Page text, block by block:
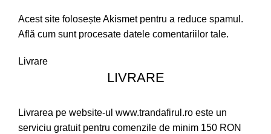
Acest site folosește Akismet pentru a reduce spamul.
Află cum sunt procesate datele comentariilor tale.
Livrare
LIVRARE
Livrarea pe website-ul www.trandafirul.ro este un
serviciu gratuit pentru comenzile de minim 150 RON